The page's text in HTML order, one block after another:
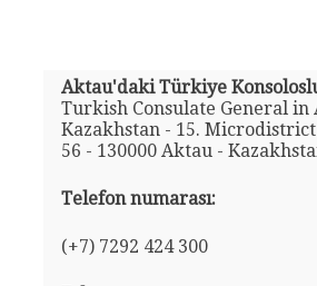
Aktau'daki Türkiye
Turkish Consulate General in
Kazakhstan - 15. Microdistrict
56 - 130000 Aktau -
Telefon numarası:
(+7) 7292 424 300